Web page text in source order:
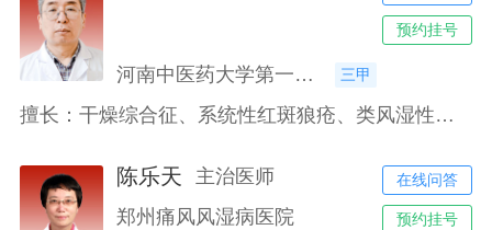
预约挂号
三甲
河南中医药大学第一附属医院
擅长：干燥综合征、系统性红斑狼疮、类风湿性关节炎、强直性脊柱炎等疾病的诊治与研究
在线问答
预约挂号
陈乐天
主治医师
郑州痛风风湿病医院